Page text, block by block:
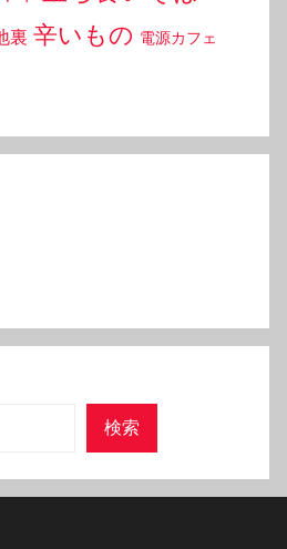
裏 辛いもの 電源カフェ
検索